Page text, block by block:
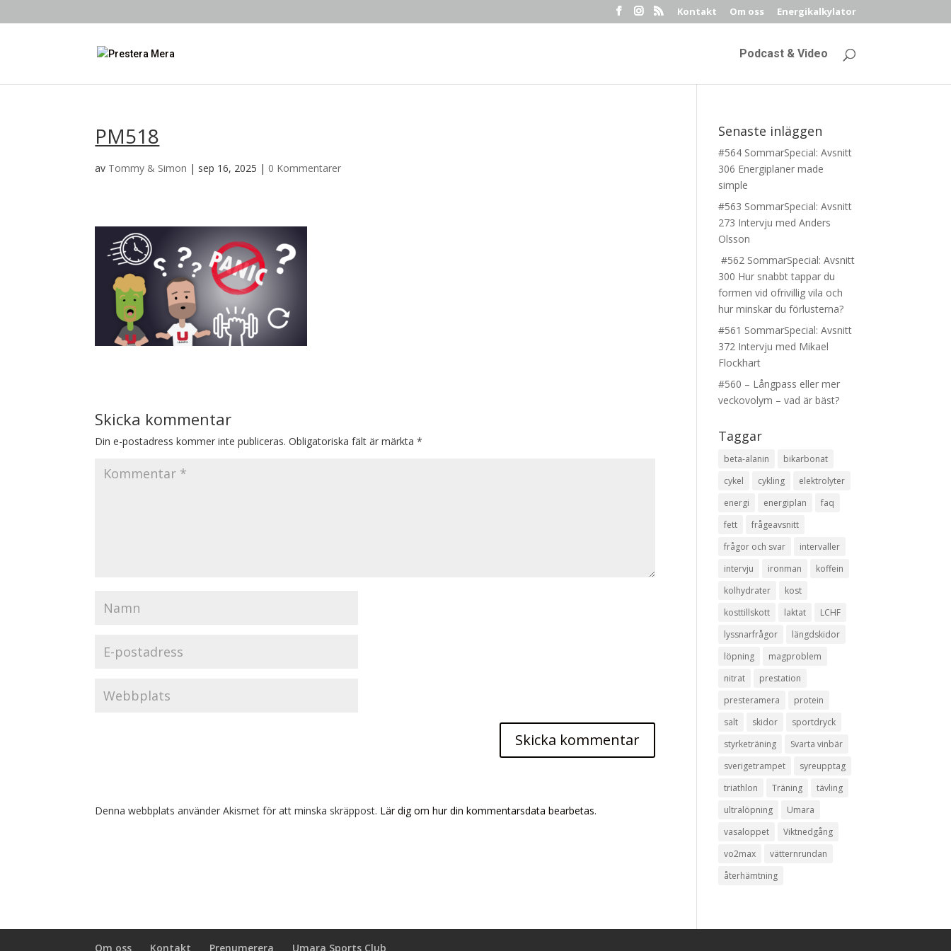
Kontakt Om oss Energikalkylator
Podcast & Video
PM518
av Tommy & Simon | sep 16, 2025 | 0 Kommentarer
Skicka kommentar
Din e-postadress kommer inte publiceras. Obligatoriska fält är märkta*
Denna webbplats använder Akismet för att minska skräppost. Lär dig om hur din kommentarsdata bearbetas.
Senaste inläggen
#564 SommarSpecial: Avsnitt
306 Energiplaner made
simple
#563 SommarSpecial: Avsnitt
273 Intervju med Anders
Olsson
#562 SommarSpecial: Avsnitt
300 Hur snabbt tappar du
formen vid ofrivillig vila och
hur minskar du förlusterna?
#561 SommarSpecial: Avsnitt
372 Intervju med Mikael
Flockhart
#560 – Långpass eller mer
veckovolym – vad är bäst?
Taggar
beta-alanin
bikarbonat
cykel
cykling
elektrolyter
energi
energiplan
faq
fett
frågeavsnitt
frågor och svar
intervaller
intervju
ironman
koffein
kolhydrater
kost
kosttillskott
laktat
LCHF
lyssnarfrågor
längdskidor
löpning
magproblem
nitrat
prestation
presteramera
protein
salt
skidor
sportdryck
styrketräning
Svarta vinbär
sverigetrampet
syreupptag
triathlon
Träning
tävling
ultralöpning
Umara
vasaloppet
Viktnedgång
vo2max
vätternrundan
återhämtning
Om oss Kontakt Prenumerera Umara Sports Club